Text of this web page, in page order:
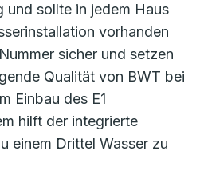
und sollte in jedem Haus
vorhanden
sicher und setzen
Qualität von BWT bei
Einbau des E1
hilft der integrierte
einem Drittel Wasser zu